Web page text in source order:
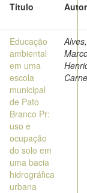
Título
Educação
ambiental
em uma
escola
municipal
de Pato
Branco Pr:
uso e
ocupação
do solo em
uma bacia
hidrográfica
urbana
Alves,